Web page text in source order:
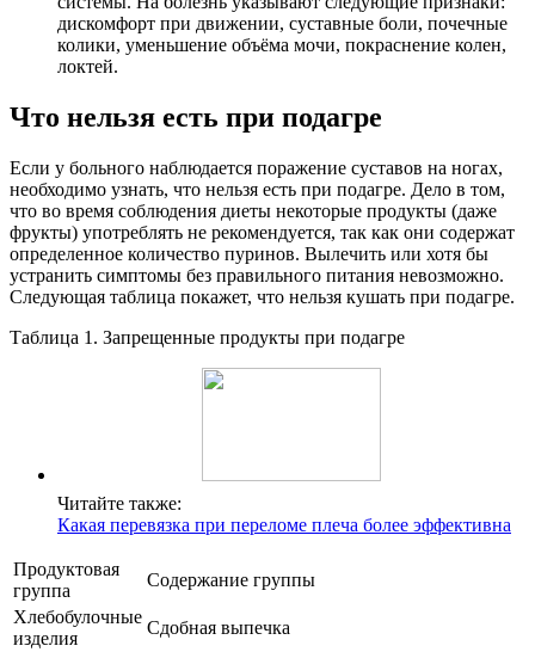
дискомфорт при движении, суставные боли, почечные
колики, уменьшение объёма мочи, покраснение колен,
локтей.
Что нельзя есть при подагре
Если у больного наблюдается поражение суставов на ногах,
необходимо узнать, что нельзя есть при подагре. Дело в том,
что во время соблюдения диеты некоторые продукты (даже
фрукты) употреблять не рекомендуется, так как они содержат
определенное количество пуринов. Вылечить или хотя бы
устранить симптомы без правильного питания невозможно.
Следующая таблица покажет, что нельзя кушать при подагре.
Таблица 1. Запрещенные продукты при подагре
Читайте также:
Какая перевязка при переломе плеча более эффективна
Продуктовая
группа
Содержание группы
Хлебобулочные
изделия
Сдобная выпечка